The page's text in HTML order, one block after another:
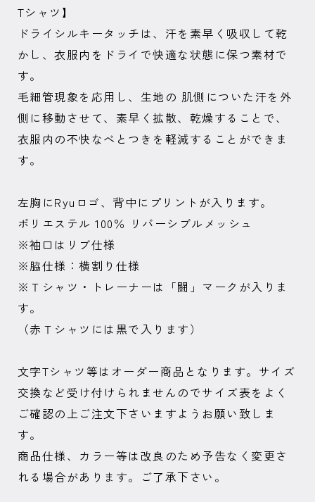
Tシャツ】
ドライシルキータッチは、汗を素早く吸収して乾
かし、衣服内をドライで快適な状態に保つ素材で
す。
毛細管現象を応用し、生地の 肌側についた汗を外
側に移動させて、素早く拡散、乾燥することで、
衣服内の不快なべとつきを軽減することができま
す。
左胸にRyuロゴ、背中にプリントが入ります。
ポリエステル 100％ リバーシブルメッシュ
※袖口はリブ仕様
※脇仕様：横割り仕様
※Ｔシャツ・トレーナーは「闘」マークが入りま
す。
（赤Ｔシャツには黒で入ります）
文字Tシャツ等はオーダー商品となります。サイズ
交換など受け付けられませんのでサイズ表をよく
ご確認の上ご注文下さいますようお願い致しま
す。
商品仕様、カラー等は改良のため予告なく変更さ
れる場合があります。ご了承下さい。